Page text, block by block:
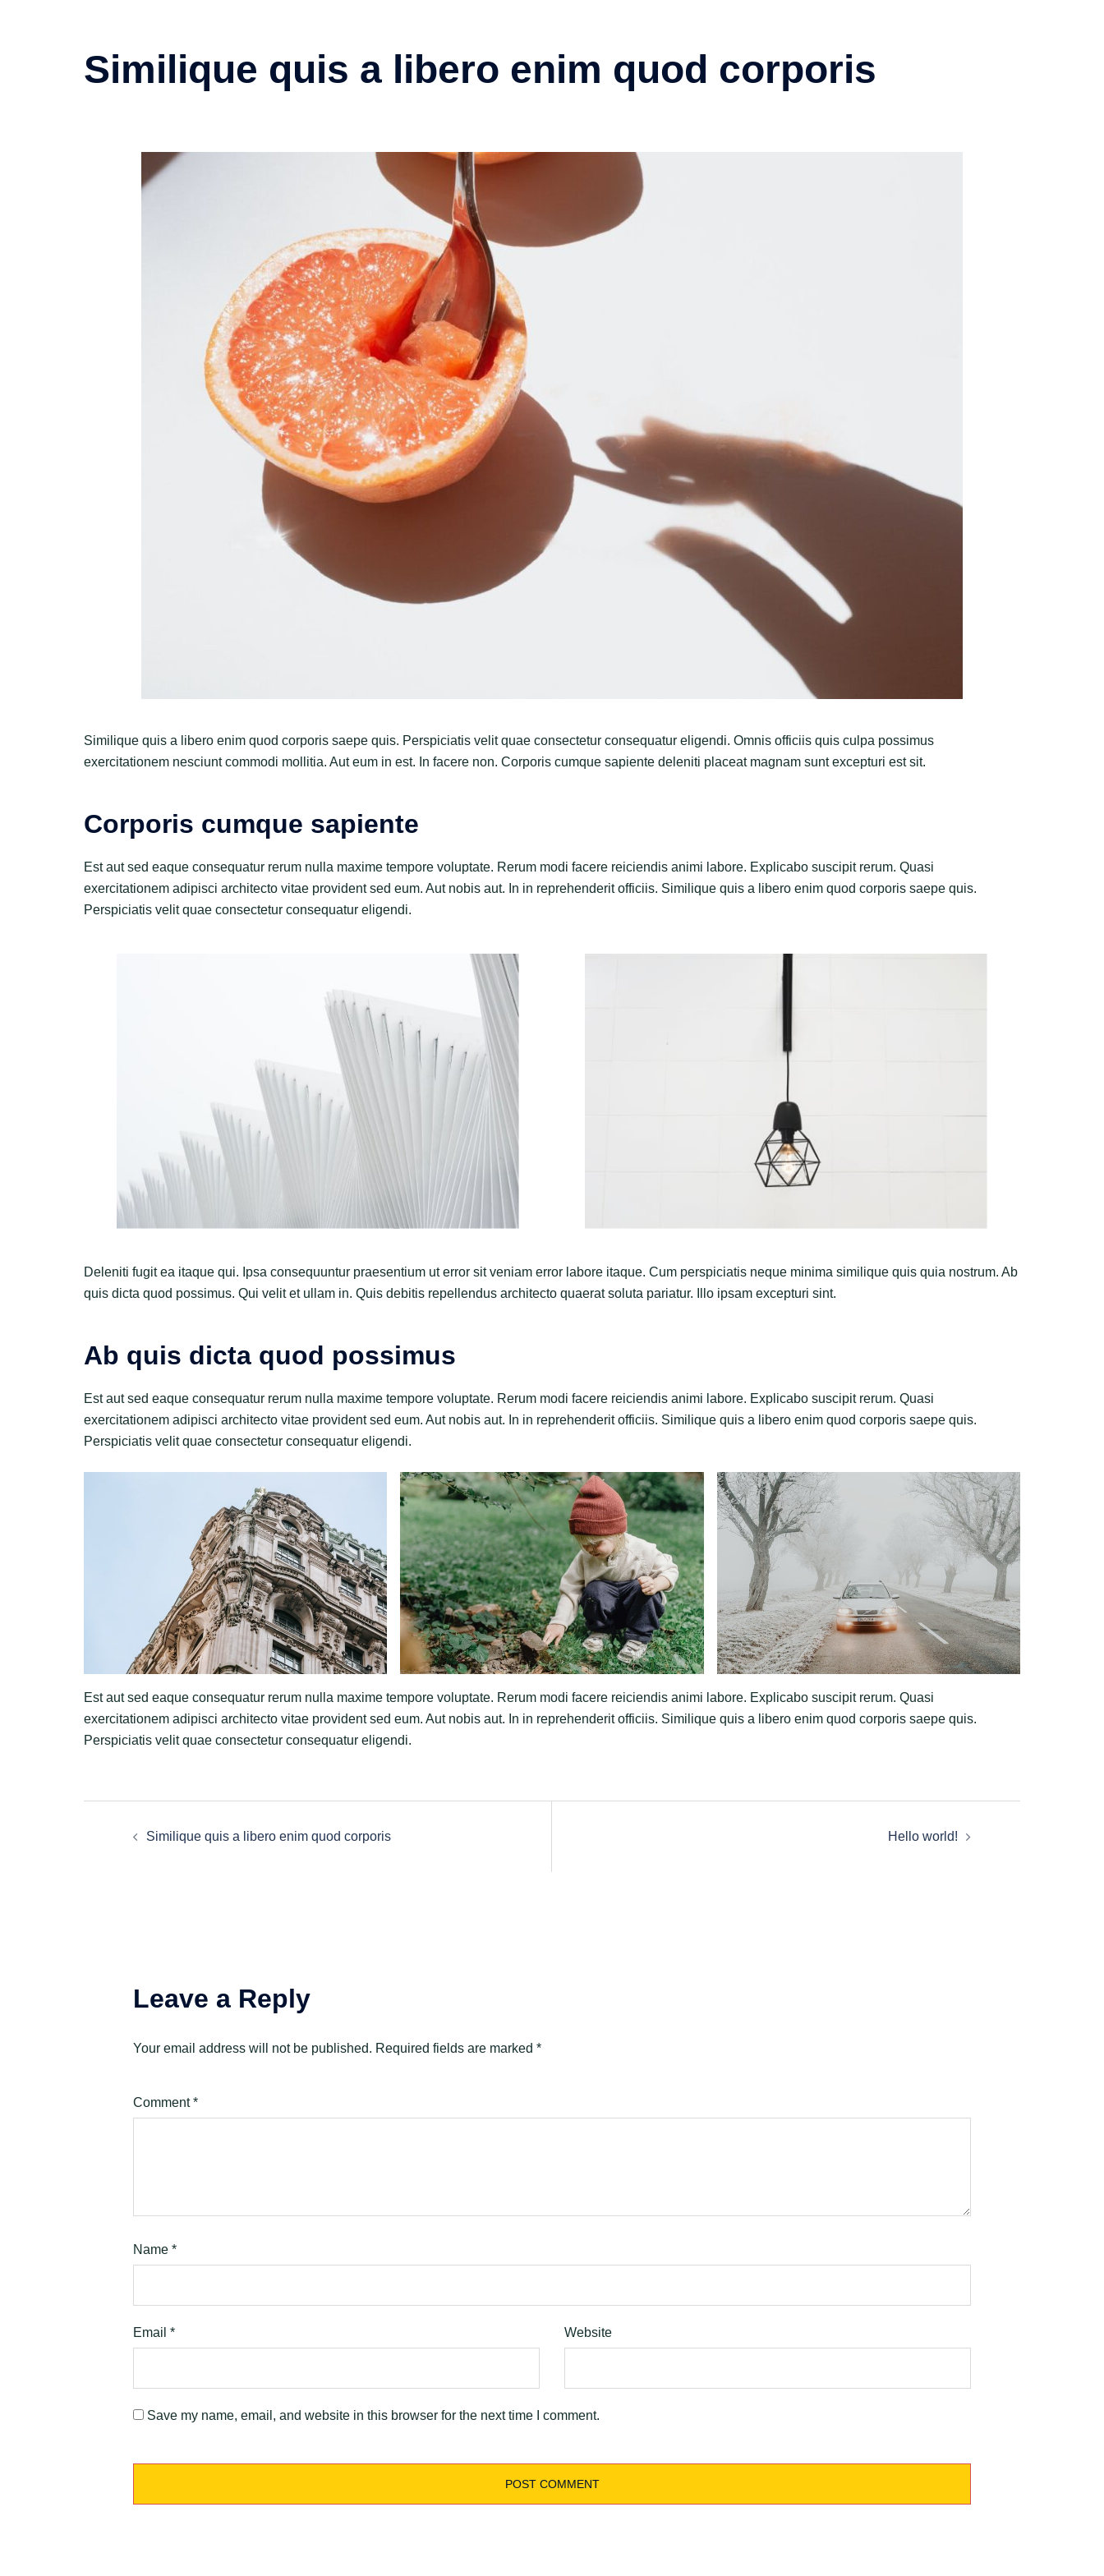
Similique quis a libero enim quod corporis
Similique quis a libero enim quod corporis saepe quis. Perspiciatis velit quae consectetur consequatur eligendi. Omnis officiis quis culpa possimus
exercitationem nesciunt commodi mollitia. Aut eum in est. In facere non. Corporis cumque sapiente deleniti placeat magnam sunt excepturi est sit.
Corporis cumque sapiente
Est aut sed eaque consequatur rerum nulla maxime tempore voluptate. Rerum modi facere reiciendis animi labore. Explicabo suscipit rerum. Quasi
exercitationem adipisci architecto vitae provident sed eum. Aut nobis aut. In in reprehenderit officiis. Similique quis a libero enim quod corporis saepe quis.
Perspiciatis velit quae consectetur consequatur eligendi.
Deleniti fugit ea itaque qui. Ipsa consequuntur praesentium ut error sit veniam error labore itaque. Cum perspiciatis neque minima similique quis quia nostrum. Ab
quis dicta quod possimus. Qui velit et ullam in. Quis debitis repellendus architecto quaerat soluta pariatur. Illo ipsam excepturi sint.
Ab quis dicta quod possimus
Est aut sed eaque consequatur rerum nulla maxime tempore voluptate. Rerum modi facere reiciendis animi labore. Explicabo suscipit rerum. Quasi
exercitationem adipisci architecto vitae provident sed eum. Aut nobis aut. In in reprehenderit officiis. Similique quis a libero enim quod corporis saepe quis.
Perspiciatis velit quae consectetur consequatur eligendi.
Est aut sed eaque consequatur rerum nulla maxime tempore voluptate. Rerum modi facere reiciendis animi labore. Explicabo suscipit rerum. Quasi
exercitationem adipisci architecto vitae provident sed eum. Aut nobis aut. In in reprehenderit officiis. Similique quis a libero enim quod corporis saepe quis.
Perspiciatis velit quae consectetur consequatur eligendi.
PostSimilique quis a libero enim quod corporis Hello world!
Leave a Reply
Your email address will not be published. Required fields are marked *
Comment*
Name *
Email * Website
Save my name, email, and website in this browser for the next time I comment.